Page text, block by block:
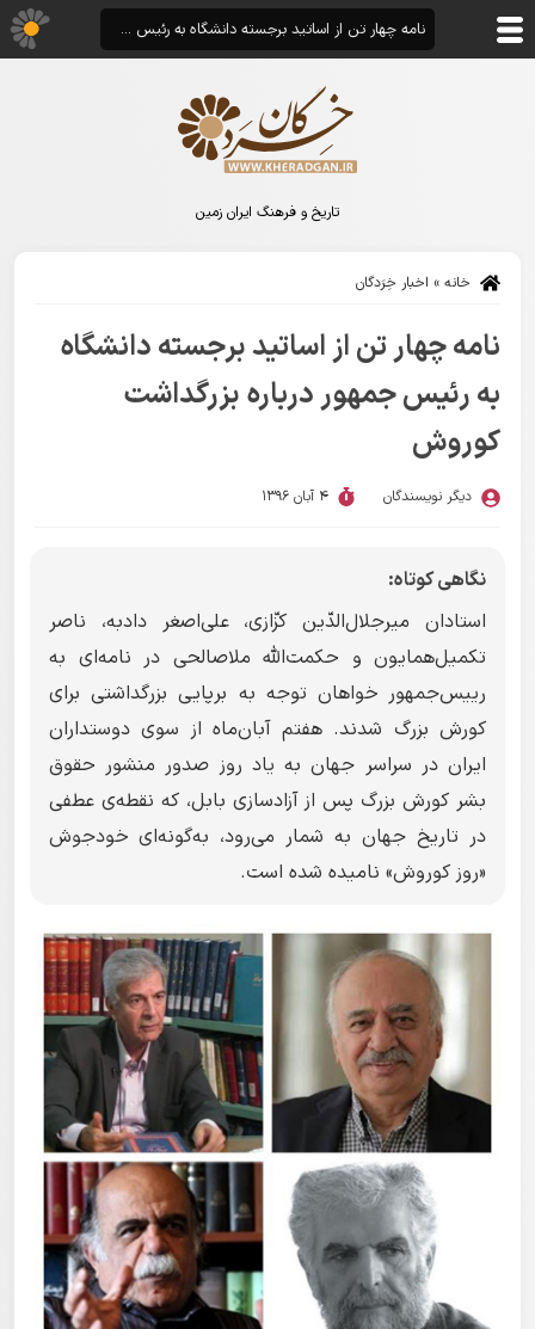
تاریخ و فرهنگ ایران زمین
خانه » اخبار خِرَدگان
نامه چهار تن از اساتید برجسته دانشگاه
به رئیس جمهور درباره بزرگداشت
کوروش
دیگر نویسندگان 4 آبان 1396
نگاهی کوتاه:
استادان میرجلال‌الدّین کزّازی، علی‌اصغر دادبه، ناصر
تکمیل‌همایون و حکمت‌الله ملاصالحی در نامه‌ای به
رییس‌جمهور خواهان توجه‌ به برپایی بزرگداشتی برای
کورش بزرگ شدند. هفتم آبان‌ماه از سوی دوستداران
ایران در سراسر جهان به یاد روز صدور منشور حقوق
بشر کورش بزرگ پس از آزادسازی بابل، که نقطه‌ی عطفی
در تاریخ جهان به شمار می‌رود، به‌گونه‌ای خودجوش
«روز کوروش» نامیده شده است.
نامه چهار تن از اساتید برجسته دانشگاه به رئیس جمهور درباره بزرگداشت کوروش